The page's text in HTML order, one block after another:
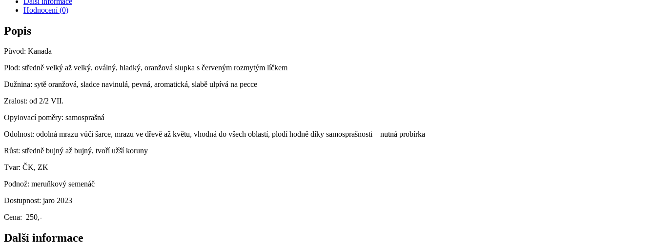
Hodnocení (0)
Popis
Původ: Kanada
Plod: středně velký až velký, oválný, hladký, oranžová slupka s červeným rozmytým líčkem
Dužnina: sytě oranžová, sladce navinulá, pevná, aromatická, slabě ulpívá na pecce
Zralost: od 2/2 VII.
Opylovací poměry: samosprašná
Odolnost: odolná mrazu vůči šarce, mrazu ve dřevě až květu, vhodná do všech oblastí, plodí hodně díky samosprašnosti – nutná probírka
Růst: středně bujný až bujný, tvoří užší koruny
Tvar: ČK, ZK
Podnož: meruňkový semenáč
Dostupnost: jaro 2023
Cena: 250,-
Další informace